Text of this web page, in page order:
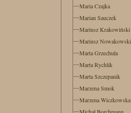
Maria Czajka
Marian Sauczek
Mariusz Krakowiński
Mariusz Nowakowski
Marta Grzechuła
Marta Rychlik
Marta Szczepanik
Marzena Smok
Marzena Wiczkowska
Michał Borchmann